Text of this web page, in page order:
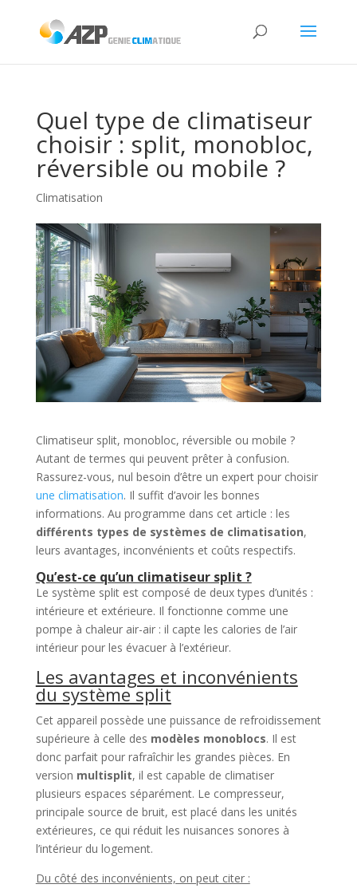
Quel type de climatiseur
choisir : split, monobloc,
réversible ou mobile ?
Climatisation
Climatiseur split, monobloc, réversible ou mobile ?
Autant de termes qui peuvent prêter à confusion.
Rassurez-vous, nul besoin d’être un expert pour choisir
une climatisation. Il suffit d’avoir les bonnes
informations. Au programme dans cet article : les
différents types de systèmes de climatisation,
leurs avantages, inconvénients et coûts respectifs.
Qu’est-ce qu’un climatiseur split ?
Le système split est composé de deux types d’unités :
intérieure et extérieure. Il fonctionne comme une
pompe à chaleur air-air : il capte les calories de l’air
intérieur pour les évacuer à l’extérieur.
Les avantages et inconvénients
du système split
Cet appareil possède une puissance de refroidissement
supérieure à celle des modèles monoblocs. Il est
donc parfait pour rafraîchir les grandes pièces. En
version multisplit, il est capable de climatiser
plusieurs espaces séparément. Le compresseur,
principale source de bruit, est placé dans les unités
extérieures, ce qui réduit les nuisances sonores à
l’intérieur du logement.
Du côté des inconvénients, on peut citer :